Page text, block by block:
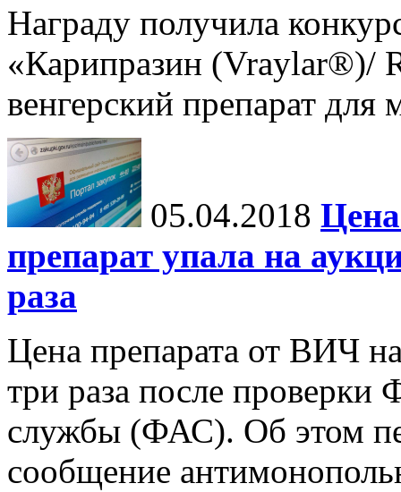
Награду получила
«Карипразин (Vraylar®)/
венгерский препарат для
05.04.2018
препарат упала на
раза
Цена препарата от ВИЧ
три раза после проверки
службы (ФАС). Об этом
сообщение